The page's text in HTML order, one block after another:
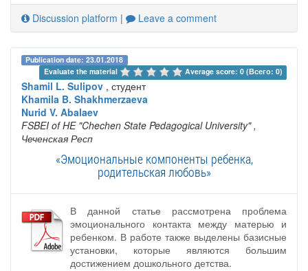
Discussion platform | Leave a comment
Publication date: 23.01.2018
Evaluate the material
Average score: 0 (Всего: 0)
Shamil L. Sulipov , студент
Khamila B. Shakhmerzaeva
Nurid V. Abalaev
FSBEI of HE "Chechen State Pedagogical University" ,
Чеченская Респ
«Эмоциональные компоненты ребенка,
родительская любовь»
В данной статье рассмотрена проблема
эмоционального контакта между матерью и
ребенком. В работе также выделены базисные
установки, которые являются большим
достижением дошкольного детства.